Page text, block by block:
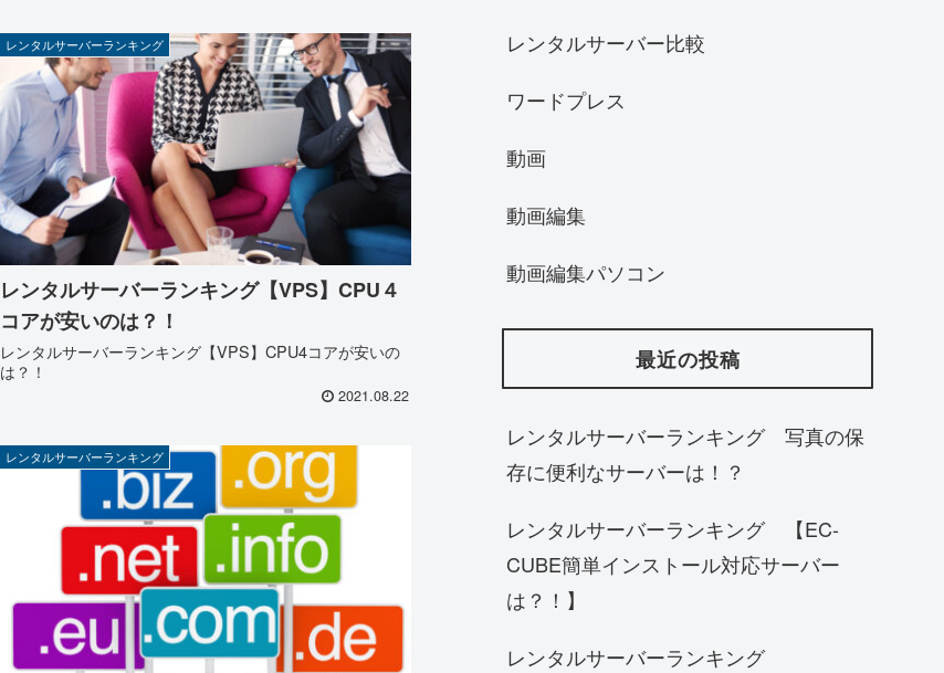
レンタルサーバーランキング
レンタルサーバーランキング【VPS】CPU４
コアが安いのは？！
レンタルサーバーランキング【VPS】CPU4コアが安いの
は？！
2021.08.22
レンタルサーバーランキング
レンタルサーバー比較
ワードプレス
動画
動画編集
動画編集パソコン
最近の投稿
レンタルサーバーランキング 写真の保
存に便利なサーバーは！？
レンタルサーバーランキング 【EC-
CUBE簡単インストール対応サーバー
は？！】
レンタルサーバーランキング